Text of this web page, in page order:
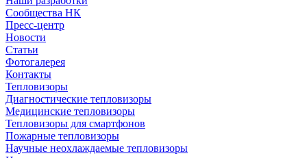
Сообщества НК
Пресс-центр
Новости
Статьи
Фотогалерея
Контакты
Тепловизоры
Диагностические тепловизоры
Медицинские тепловизоры
Тепловизоры для смартфонов
Пожарные тепловизоры
Научные неохлаждаемые тепловизоры